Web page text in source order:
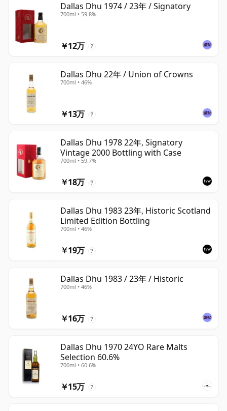
Dallas Dhu 1974 / 23年 / Signatory
700ml • 59.8%
￥12万 ?
Dallas Dhu 22年 / Union of Crowns
700ml • 46%
￥13万 ?
Dallas Dhu 1978 22年, Signatory
Vintage 2000 Bottling with Case
700ml • 59.7%
￥18万 ?
Dallas Dhu 1983 23年, Historic Scotland
Limited Edition Bottling
700ml • 46%
￥19万 ?
Dallas Dhu 1983 / 23年 / Historic
700ml • 46%
￥16万 ?
Dallas Dhu 1970 24YO Rare Malts
Selection 60.6%
700ml • 60.6%
￥15万 ?